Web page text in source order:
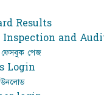
Results
Inspection and
ফেসবুক পেজ
Login